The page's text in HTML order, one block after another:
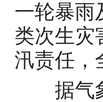
一轮暴雨
类次生灾
汛责任，
据气象